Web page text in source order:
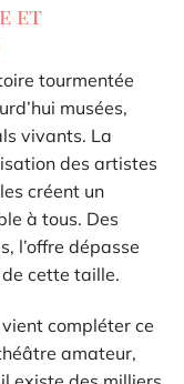
et
tourmentée
musées,
vivants. La
des artistes
créent un
à tous. Des
l’offre dépasse
cette taille.
vient compléter ce
amateur,